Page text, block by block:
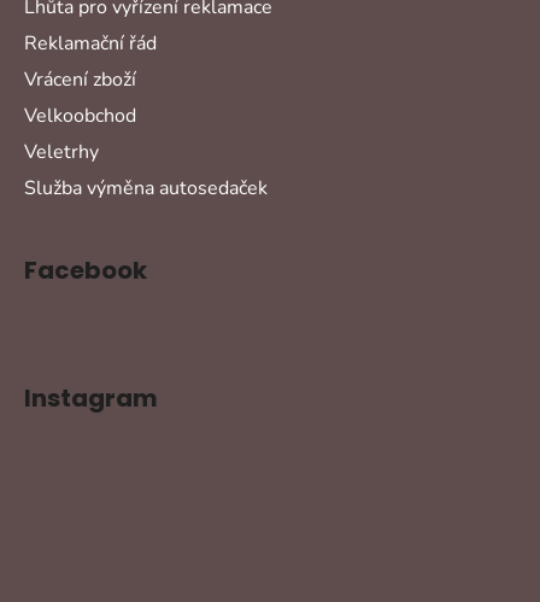
Lhůta pro vyřízení reklamace
Reklamační řád
Vrácení zboží
Velkoobchod
Veletrhy
Služba výměna autosedaček
Facebook
Instagram